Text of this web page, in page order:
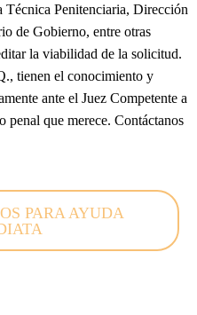
Técnica Penitenciaria, Dirección
de Gobierno, entre otras
la viabilidad de la solicitud.
tienen el conocimiento y
ante el Juez Competente a
penal que merece. Contáctanos
PARA AYUDA